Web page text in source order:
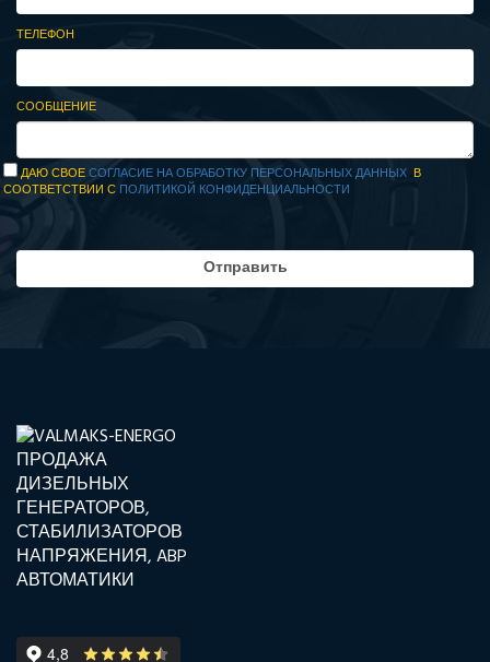
ТЕЛЕФОН
СООБЩЕНИЕ
ДАЮ СВОЕСОГЛАСИЕ НА ОБРАБОТКУ ПЕРСОНАЛЬНЫХ ДАННЫХ В
СООТВЕТСТВИИ С ПОЛИТИКОЙ КОНФИДЕНЦИАЛЬНОСТИ